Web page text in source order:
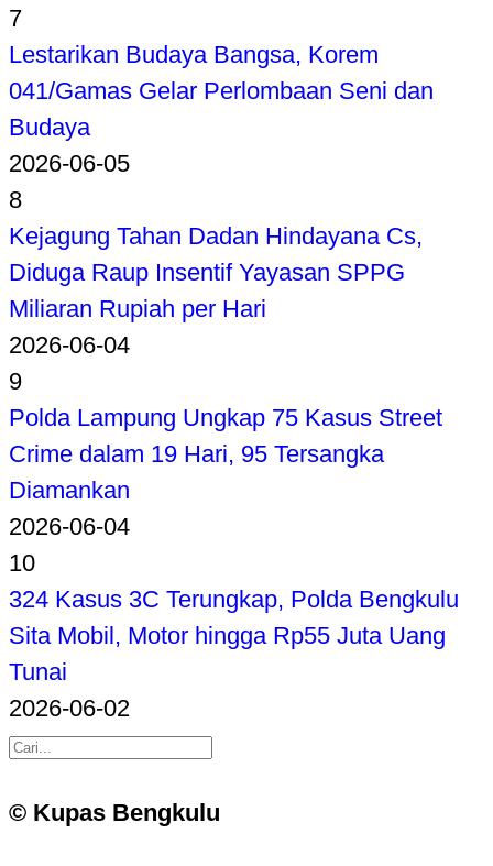
7
Lestarikan Budaya Bangsa, Korem
041/Gamas Gelar Perlombaan Seni dan
Budaya
2026-06-05
8
Kejagung Tahan Dadan Hindayana Cs,
Diduga Raup Insentif Yayasan SPPG
Miliaran Rupiah per Hari
2026-06-04
9
Polda Lampung Ungkap 75 Kasus Street
Crime dalam 19 Hari, 95 Tersangka
Diamankan
2026-06-04
10
324 Kasus 3C Terungkap, Polda Bengkulu
Sita Mobil, Motor hingga Rp55 Juta Uang
Tunai
2026-06-02
© Kupas Bengkulu